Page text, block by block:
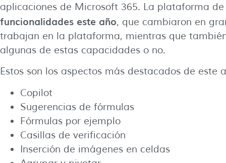
aplicaciones de Microsoft 365. La plataforma
funcionalidades este año, que cambiaron en
trabajan en la plataforma, mientras que
algunas de estas capacidades o no.
Estos son los aspectos más destacados de este
Copilot
Sugerencias de fórmulas
Fórmulas por ejemplo
Casillas de verificación
Inserción de imágenes en celdas